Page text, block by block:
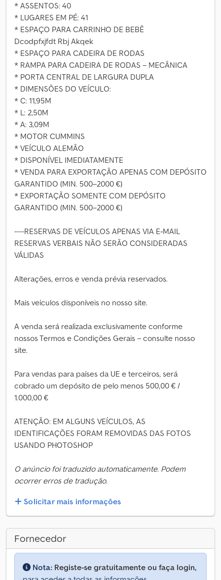
* ASSENTOS: 40
* LUGARES EM PÉ: 41
* ESPAÇO PARA CARRINHO DE BEBÊ
Dcodpfxjfdt Rbj Akqek
* ESPAÇO PARA CADEIRA DE RODAS
* RAMPA PARA CADEIRA DE RODAS – MECÂNICA
* PORTA CENTRAL DE LARGURA DUPLA
* DIMENSÕES DO VEÍCULO:
* C: 11,95M
* L: 2,50M
* A: 3,09M
* MOTOR CUMMINS
* VEÍCULO ALEMÃO
* DISPONÍVEL IMEDIATAMENTE
* VENDA PARA EXPORTAÇÃO APENAS COM DEPÓSITO
GARANTIDO (MIN. 500–2000 €)
* EXPORTAÇÃO SOMENTE COM DEPÓSITO
GARANTIDO (MIN. 500–2000 €)
----RESERVAS DE VEÍCULOS APENAS VIA E‐MAIL
RESERVAS VERBAIS NÃO SERÃO CONSIDERADAS
VÁLIDAS
Alterações, erros e venda prévia reservados.
Mais veículos disponíveis no nosso site.
A venda será realizada exclusivamente conforme
nossos Termos e Condições Gerais – consulte nosso
site.
Para vendas para países da UE e terceiros, será
cobrado um depósito de pelo menos 500,00 € /
1.000,00 €
ATENÇÃO: EM ALGUNS VEÍCULOS, AS
IDENTIFICAÇÕES FORAM REMOVIDAS DAS FOTOS
USANDO PHOTOSHOP
O anúncio foi traduzido automaticamente. Podem
ocorrer erros de tradução.
Solicitar mais informações
Fornecedor
Nota: Registe-se gratuitamente ou faça login,